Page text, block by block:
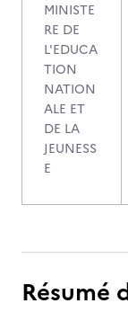
MINISTE
RE DE
L'EDUCA
TION
NATION
ALE ET
DE LA
JEUNESS
E
Résumé